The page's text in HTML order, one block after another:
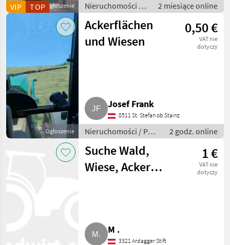
Ogłoszenie
VIP TOP
Nieruchomości /
Gospodarstwa
2 miesiące online
Ogłoszenie
Ackerflächen
und Wiesen
0,50 €
VAT nie
dotyczy
Josef Frank
8511 St. Stefan ob Stainz
Nieruchomości / Pole
uprawne
2 godz. online
Suche Wald,
Wiese, Acker
1 €
VAT nie
dotyczy
M .
3321 Ardagger Stift